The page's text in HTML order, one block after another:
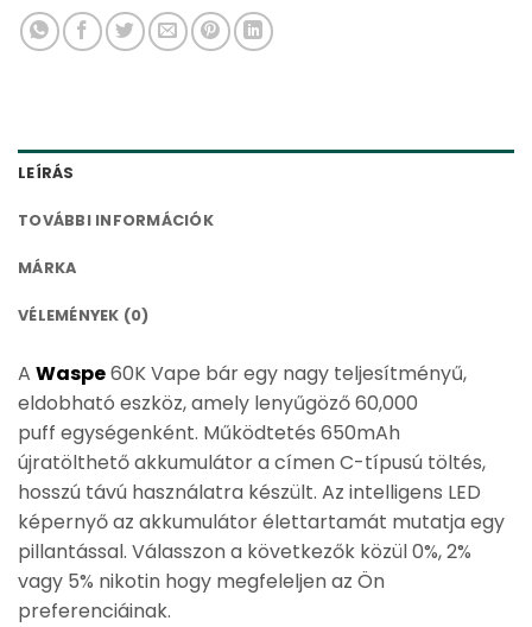
LEÍRÁS
TOVÁBBI INFORMÁCIÓK
MÁRKA
VÉLEMÉNYEK (0)
A Waspe60K Vape báregy nagy teljesítményű,
eldobható eszköz, amely lenyűgöző60,000
puff egységenként. Működtetés 650mAh
újratölthető akkumulátora címenC-típusú töltés,
hosszú távú használatra készült. Az intelligens LED
képernyőaz akkumulátor élettartamát mutatja egy
pillantással. Válasszon a következők közül0%, 2%
vagy 5% nikotin hogy megfeleljen az Ön
preferenciáinak.